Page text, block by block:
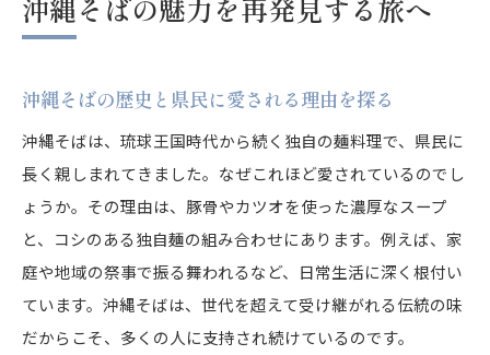
地元で愛される沖縄そばの特徴とは
沖縄そばの具材や味わいの違いを徹底解説
沖縄そばが人気を集める地域ごとの特徴とは
沖縄そばの本島中部で注目の名店のこだわり
沖縄そばの伝統と現代アレンジの魅力に迫る
地元でおすすめされる沖縄そばの選び方
人気の沖縄そば商品を徹底レビュー
沖縄そばの魅力を再発見する旅へ
沖縄そばの歴史と県民に愛される理由を探る
沖縄そばは、琉球王国時代から続く独自の麺料理で、県民に
長く親しまれてきました。なぜこれほど愛されているのでし
ょうか。その理由は、豚骨やカツオを使った濃厚なスープ
と、コシのある独自麺の組み合わせにあります。例えば、家
庭や地域の祭事で振る舞われるなど、日常生活に深く根付い
ています。沖縄そばは、世代を超えて受け継がれる伝統の味
だからこそ、多くの人に支持され続けているのです。